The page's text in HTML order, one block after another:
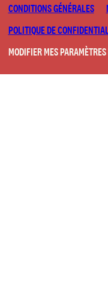
CONDITIONS GÉNÉRALES
POLITIQUE DE
MODIFIER MES